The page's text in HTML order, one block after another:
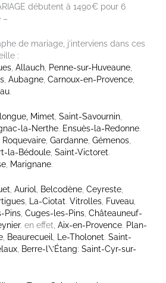
débutent à 1490€ pour 6
–
de mariage, j’interviens dans ces
:
,Allauch Penne-sur-Huveaune
,Aubagne ,Carnoux-en-Provence
.
Mimet ,Saint-Savournin
la-Nerthe. Ensuès-la-Redonne.
Roquevaire ,Gardanne ,Gémenos
la-Bédoule ,Saint-Victoret.
Marignane.
,Auriol Belcodène ,Ceyreste
La-Ciotat.Vitrolles Fuveau
Pins ,Cuges-les-Pins ,Châteauneuf-
. en effet,Aix-en-Provence. Plan-
Beaurecueil Le-Tholonet.Saint-
Berre-l\’Étang;Saint-Cyr-sur-